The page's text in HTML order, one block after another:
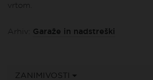
vrtom.
Arhiv: Garaže in nadstreški
ZANIMIVOSTI